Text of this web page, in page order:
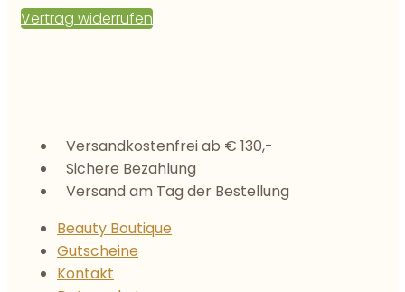
Vertrag widerrufen
Versandkostenfrei ab € 130,-
Sichere Bezahlung
Versand am Tag der Bestellung
Beauty Boutique
Gutscheine
Kontakt